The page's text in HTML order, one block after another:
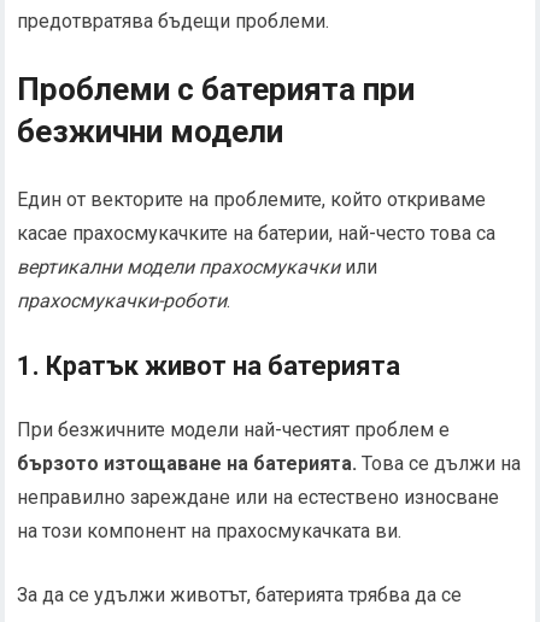
предотвратява бъдещи проблеми.
Проблеми с батерията при
безжични модели
Един от векторите на проблемите, който откриваме
касае прахосмукачките на батерии, най-често това са
вертикални модели прахосмукачкиили
прахосмукачки-роботи.
1. Кратък живот на батерията
При безжичните модели най-честият проблем е
бързото изтощаване на батерията.Това се дължи на
неправилно зареждане или на естествено износване
на този компонент на прахосмукачката ви.
За да се удължи животът, батерията трябва да се